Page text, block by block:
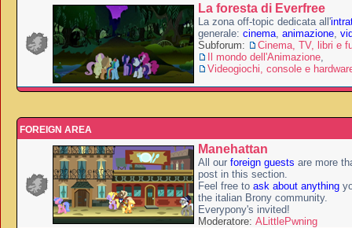
La foresta di Everfree
La zona off-topic dedicata all'
generale: cinema, animazione,
Subforum:
Cinema, TV, libri e
Il mondo dell'Animazione,
Videogiochi, console e
FOREIGN AREA
Manehattan
All our foreign guests are more
post in this section.
Feel free to ask about anything
the italian Brony community.
Everypony's invited!
Moderatore: ALittlePwning